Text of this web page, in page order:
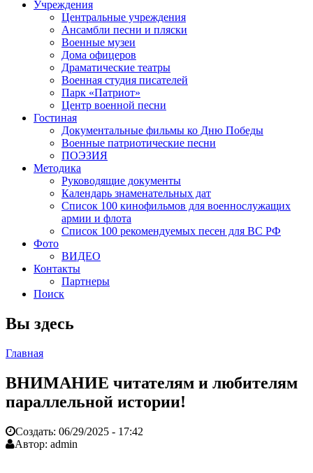
Учреждения
Центральные учреждения
Ансамбли песни и пляски
Военные музеи
Дома офицеров
Драматические театры
Военная студия писателей
Парк «Патриот»
Центр военной песни
Гостиная
Документальные фильмы ко Дню Победы
Военные патриотические песни
ПОЭЗИЯ
Методика
Руководящие документы
Календарь знаменательных дат
Список 100 кинофильмов для военнослужащих
армии и флота
Список 100 рекомендуемых песен для ВС РФ
Фото
ВИДЕО
Контакты
Партнеры
Поиск
Вы здесь
Главная
ВНИМАНИЕ читателям и любителям
параллельной истории!
Создать: 06/29/2025 - 17:42
Автор: admin